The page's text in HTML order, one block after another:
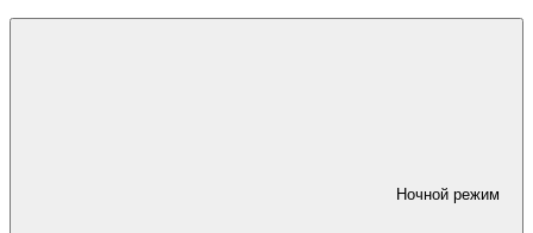
Ночной режим